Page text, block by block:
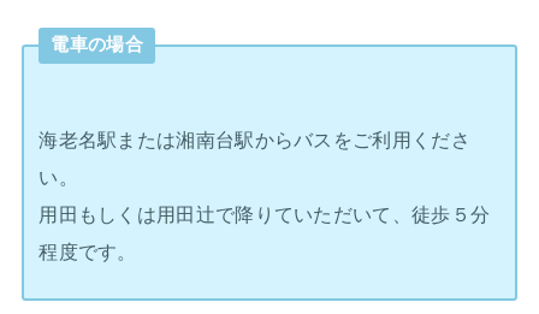
電車の場合
海老名駅または湘南台駅からバスをご利用くださ
い。
用田もしくは用田辻で降りていただいて、徒歩５分
程度です。